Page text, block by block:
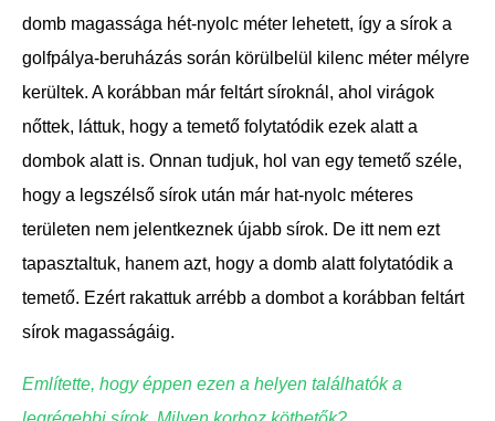
domb magassága hét-nyolc méter lehetett, így a sírok a
golfpálya-beruházás során körülbelül kilenc méter mélyre
kerültek. A korábban már feltárt síroknál, ahol virágok
nőttek, láttuk, hogy a temető folytatódik ezek alatt a
dombok alatt is. Onnan tudjuk, hol van egy temető széle,
hogy a legszélső sírok után már hat-nyolc méteres
területen nem jelentkeznek újabb sírok. De itt nem ezt
tapasztaltuk, hanem azt, hogy a domb alatt folytatódik a
temető. Ezért rakattuk arrébb a dombot a korábban feltárt
sírok magasságáig.
Említette, hogy éppen ezen a helyen találhatók a